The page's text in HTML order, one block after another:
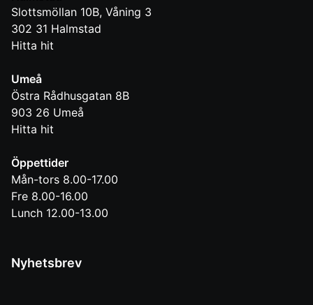
Slottsmöllan 10B, Våning 3
302 31 Halmstad
Hitta hit
Umeå
Östra Rådhusgatan 8B
903 26 Umeå
Hitta hit
Öppettider
Mån-tors 8.00-17.00
Fre 8.00-16.00
Lunch 12.00-13.00
Nyhetsbrev